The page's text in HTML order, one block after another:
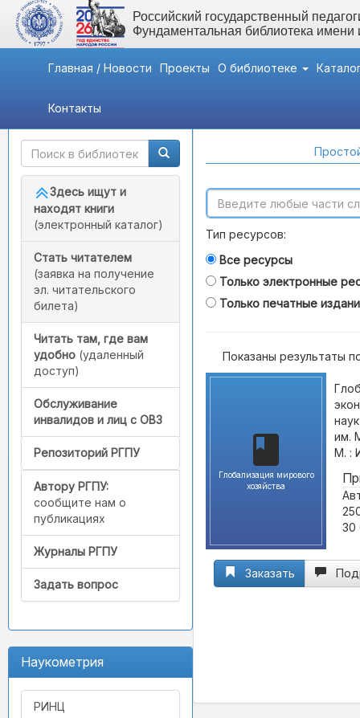
Российский государственный
Фундаментальная библиотека
Главная / Новости Проекты О библиотеке
Контакты
Быстрый доступ
Здесь ищут и
находят книги
(электронный каталог)
Стать читателем
(заявка на получение
эл. читательского
билета)
Читать там, где вам
удобно (удаленный
доступ)
Обслуживание
инвалидов и лиц с ОВЗ
Репозиторий РГПУ
Автору РГПУ:
сообщите нам о
публикациях
Журналы РГПУ
Задать вопрос
Наукометрия
РИНЦ
Тип ресурсов:
Все ресурсы
Только электронные
Только печатные
Показаны результаты
Глобализация мирового
хозяйства
им.
М. :
30
Заказать